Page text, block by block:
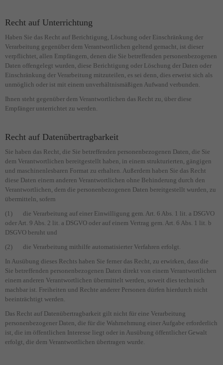
Recht auf Unterrichtung
Haben Sie das Recht auf Berichtigung, Löschung oder Einschränkung der
Verarbeitung gegenüber dem Verantwortlichen geltend gemacht, ist dieser
verpflichtet, allen Empfängern, denen die Sie betreffenden personenbezogenen
Daten offengelegt wurden, diese Berichtigung oder Löschung der Daten oder
Einschränkung der Verarbeitung mitzuteilen, es sei denn, dies erweist sich als
unmöglich oder ist mit einem unverhältnismäßigen Aufwand verbunden.
Ihnen steht gegenüber dem Verantwortlichen das Recht zu, über diese
Empfänger unterrichtet zu werden.
Recht auf Datenübertragbarkeit
Sie haben das Recht, die Sie betreffenden personenbezogenen Daten, die Sie
dem Verantwortlichen bereitgestellt haben, in einem strukturierten, gängigen
und maschinenlesbaren Format zu erhalten. Außerdem haben Sie das Recht
diese Daten einem anderen Verantwortlichen ohne Behinderung durch den
Verantwortlichen, dem die personenbezogenen Daten bereitgestellt wurden, zu
übermitteln, sofern
(1) die Verarbeitung auf einer Einwilligung gem. Art. 6 Abs. 1 lit. a DSGVO
oder Art. 9 Abs. 2 lit. a DSGVO oder auf einem Vertrag gem. Art. 6 Abs. 1 lit. b
DSGVO beruht und
(2) die Verarbeitung mithilfe automatisierter Verfahren erfolgt.
In Ausübung dieses Rechts haben Sie ferner das Recht, zu erwirken, dass die
Sie betreffenden personenbezogenen Daten direkt von einem Verantwortlichen
einem anderen Verantwortlichen übermittelt werden, soweit dies technisch
machbar ist. Freiheiten und Rechte anderer Personen dürfen hierdurch nicht
beeinträchtigt werden.
Das Recht auf Datenübertragbarkeit gilt nicht für eine Verarbeitung
personenbezogener Daten, die für die Wahrnehmung einer Aufgabe erforderlich
ist, die im öffentlichen Interesse liegt oder in Ausübung öffentlicher Gewalt
erfolgt, die dem Verantwortlichen übertragen wurde.